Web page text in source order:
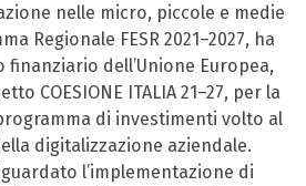
nelle micro, piccole e medie
Regionale FESR 2021–2027, ha
finanziario dell’Unione Europea,
COESIONE ITALIA 21–27, per la
di investimenti volto al
digitalizzazione aziendale.
l’implementazione di